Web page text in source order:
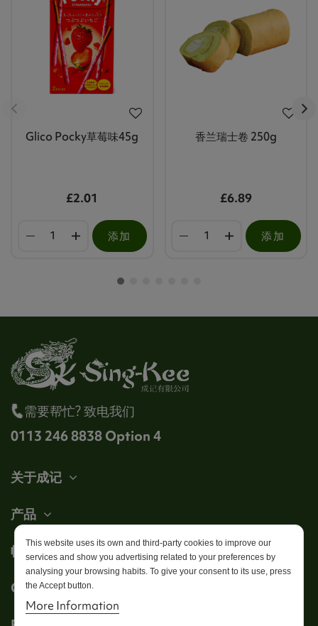
Glico Pocky草莓味45g
£2.01
添加
香兰瑞士卷 250g
£6.89
添加
需要帮忙? 致电我们
0113 246 8838 Option 4
关于成记
产品
帐户
Get in touch
This website uses its own and third-party cookies to improve our
services and show you advertising related to your preferences by
analysing your browsing habits. To give your consent to its use, press
the Accept button.
More Information